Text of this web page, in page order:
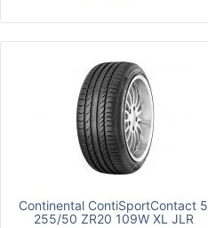
Continental ContiSportContact 5
255/50 ZR20 109W XL JLR